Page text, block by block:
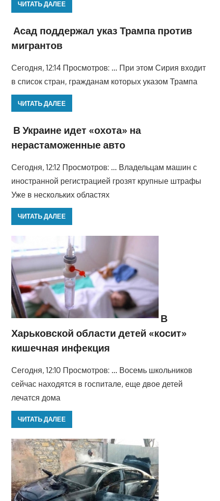
ЧИТАТЬ ДАЛЕЕ
Асад поддержал указ Трампа против
мигрантов
Сегодня, 12:14 Просмотров: … При этом Сирия входит
в список стран, гражданам которых указом Трампа
ЧИТАТЬ ДАЛЕЕ
В Украине идет «охота» на
нерастаможенные авто
Сегодня, 12:12 Просмотров: … Владельцам машин с
иностранной регистрацией грозят крупные штрафы
Уже в нескольких областях
ЧИТАТЬ ДАЛЕЕ
В
Харьковской области детей «косит»
кишечная инфекция
Сегодня, 12:10 Просмотров: … Восемь школьников
сейчас находятся в госпитале, еще двое детей
лечатся дома
ЧИТАТЬ ДАЛЕЕ